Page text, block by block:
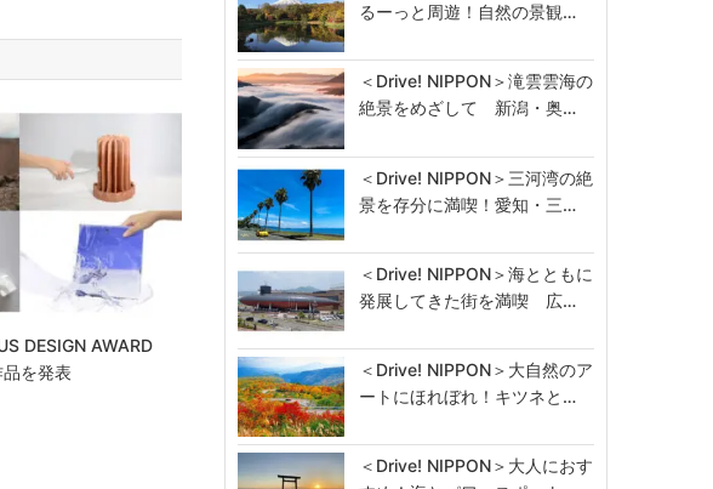
DESIGN AWARD
を発表
るーっと周遊！自然の景観…
＜Drive! NIPPON＞滝雲雲海の
絶景をめざして 新潟・奥…
＜Drive! NIPPON＞三河湾の絶
景を存分に満喫！愛知・三…
＜Drive! NIPPON＞海とともに
発展してきた街を満喫 広…
＜Drive! NIPPON＞大自然のア
ートにほれぼれ！キツネと…
＜Drive! NIPPON＞大人におす